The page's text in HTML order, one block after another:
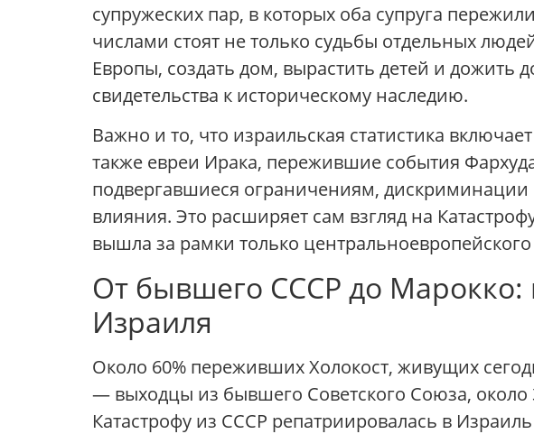
супружеских пар, в которых оба супруга
числами стоят не только судьбы отдельных
Европы, создать дом, вырастить детей и дожить
свидетельства к историческому наследию.
Важно и то, что израильская статистика
также евреи Ирака, пережившие события
подвергавшиеся ограничениям,
влияния. Это расширяет сам взгляд на
вышла за рамки только
От бывшего СССР до Марокко:
Израиля
Около 60% переживших Холокост, живущих
— выходцы из бывшего Советского Союза, около
Катастрофу из СССР репатриировалась в